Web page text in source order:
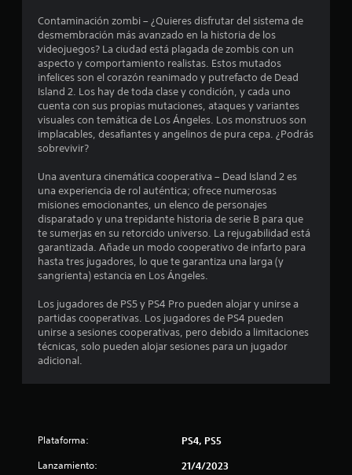
c
i
n
c
o
e
t
r
l
l
Contaminación zombi – ¿Quieres disfrutar del sistema de
desmembración más avanzado en la historia de los
videojuegos? La ciudad está plagada de zombis con un
aspecto y comportamiento realistas. Estos mutados
infelices son el corazón reanimado y putrefacto de Dead
Island 2. Los hay de toda clase y condición, y cada uno
cuenta con sus propias mutaciones, ataques y variantes
visuales con temática de Los Ángeles. Los monstruos son
implacables, desafiantes y angelinos de pura cepa. ¿Podrás
sobrevivir?
Una aventura cinemática cooperativa – Dead Island 2 es
una experiencia de rol auténtica; ofrece numerosas
misiones emocionantes, un elenco de personajes
disparatado y una trepidante historia de serie B para que
te sumerjas en su retorcido universo. La rejugabilidad está
garantizada. Añade un modo cooperativo de infarto para
hasta tres jugadores, lo que te garantiza una larga (y
sangrienta) estancia en Los Ángeles.
Los jugadores de PS5 y PS4 Pro pueden alojar y unirse a
partidas cooperativas. Los jugadores de PS4 pueden
unirse a sesiones cooperativas, pero debido a limitaciones
técnicas, solo pueden alojar sesiones para un jugador
adicional.
Plataforma: PS4, PS5
Lanzamiento: 21/4/2023